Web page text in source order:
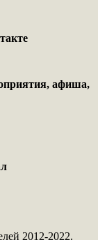
афиша,
2012-2022.